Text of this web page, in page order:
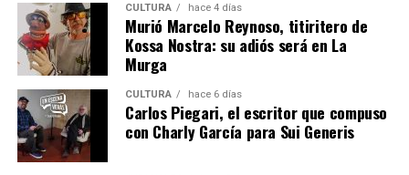
Balmaceda habló prácticamente sin parar durante más
de veinte minutos. Ella vivía en la otra casa que estaba
pegada a la de Ramírez y también tenía un hijo que
jugaba con la hija más chica de la ahora imputada.
“La familia era ella, su marido y Micaela,nunca supe
que tenía otra hija
CULTURA hace 4 días
Murió Marcelo Reynoso, titiritero de
Kossa Nostra: su adiós será en La
Murga
CULTURA hace 6 días
Carlos Piegari, el escritor que compuso
con Charly García para Sui Generis